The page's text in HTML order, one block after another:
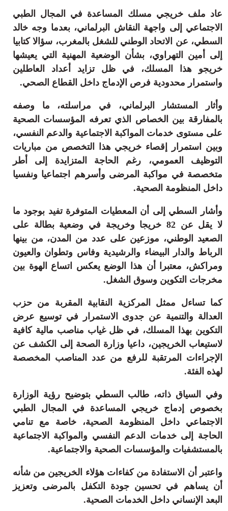
عاد ملف خريجي مسلك المساعدة في المجال الطبي
الاجتماعي إلى واجهة النقاش البرلماني، بعدما وجه خالد
السطي، عن الاتحاد الوطني للشغل بالمغرب، سؤالا كتابيا
إلى أمين التهراوي، بشأن الوضعية المهنية التي يعيشها
خريجو هذا المسلك، في ظل تزايد أعداد العاطلين
واستمرار محدودية فرص الإدماج داخل القطاع الصحي.
وأثار المستشار البرلماني، في مراسلته، ما وصفه
بالمفارقة بين الخصاص الذي تعرفه المؤسسات الصحية
على مستوى خدمات المواكبة الاجتماعية والدعم النفسي،
وبين استمرار إقصاء خريجي هذا التخصص من مباريات
التوظيف العمومي، رغم الحاجة المتزايدة إلى أطر
متخصصة في مواكبة المرضى وأسرهم اجتماعيا ونفسيا
داخل المنظومة الصحية.
وأشار السطي إلى أن المعطيات المتوفرة تفيد بوجود ما
لا يقل عن 82 خريجا وخريجة في وضعية بطالة على
الصعيد الوطني، موزعين على عدد من المدن، من بينها
الرباط والدار البيضاء والرشيدية وفاس وتطوان والعيون
ومراكش، معتبرا أن هذا الوضع يعكس اتساع الهوة بين
مخرجات التكوين وسوق الشغل.
كما تساءل ممثل المركزية النقابية المقربة من حزب
العدالة والتنمية عن جدوى الاستمرار في توسيع عرض
التكوين بهذا المسلك، في ظل غياب مناصب مالية كافية
لاستيعاب الخريجين، داعيا وزارة الصحة إلى الكشف عن
الإجراءات المرتقبة للرفع من عدد المناصب المخصصة
لهذه الفئة.
وفي السياق ذاته، طالب السطي بتوضيح رؤية الوزارة
بخصوص إدماج خريجي المساعدة في المجال الطبي
الاجتماعي داخل المنظومة الصحية، خاصة مع تنامي
الحاجة إلى خدمات الدعم النفسي والمواكبة الاجتماعية
بالمستشفيات والمؤسسات الصحية والاجتماعية.
واعتبر أن الاستفادة من كفاءات هؤلاء الخريجين من شأنه
أن يساهم في تحسين جودة التكفل بالمرضى وتعزيز
البعد الإنساني داخل الخدمات الصحية.